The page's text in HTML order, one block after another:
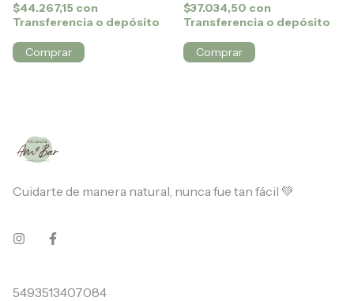
$44.267,15 con
Transferencia o depósito
Comprar
$37.034,50 con
Transferencia o depósito
Comprar
Cuidarte de manera natural, nunca fue tan fácil 💚
5493513407084